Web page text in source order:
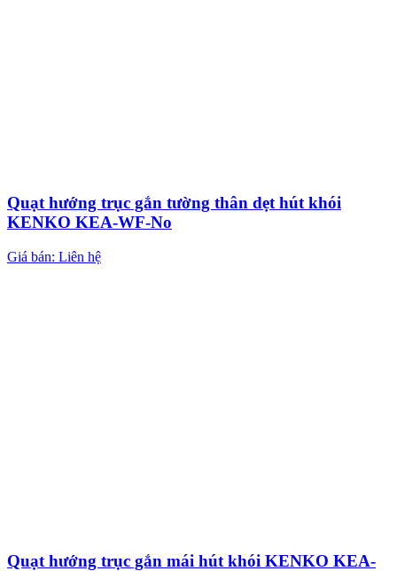
Quạt hướng trục gắn tường thân dẹt hút khói
KENKO KEA-WF-No
Giá bán: Liên hệ
Quạt hướng trục gắn mái hút khói KENKO KEA-